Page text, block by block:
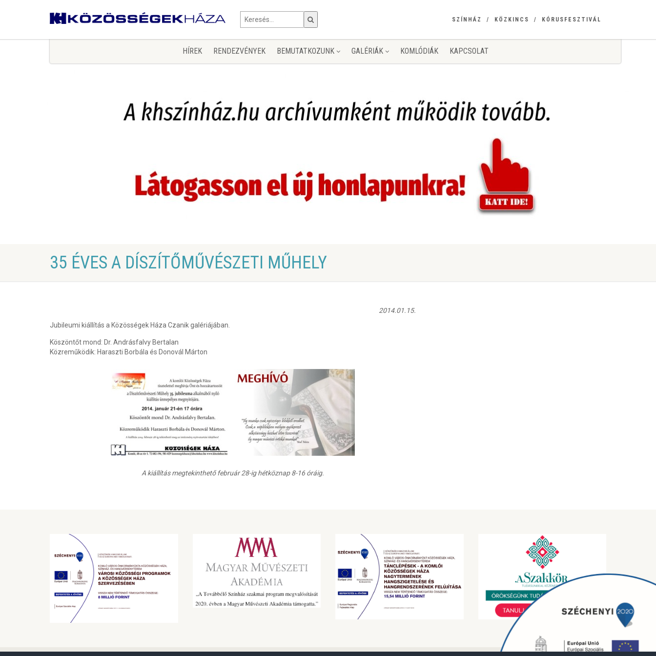
SZÍNHÁZ KÖZKINCS KÓRUSFESZTIVÁL
HÍREK RENDEZVÉNYEK BEMUTATKOZUNK GALÉRIÁK KOMLÓDIÁK KAPCSOLAT
35 ÉVES A DÍSZÍTŐMŰVÉSZETI MŰHELY
2014.01.15.
Jubileumi kiállítás a Közösségek Háza Czanik galériájában.
Köszöntőt mond: Dr. Andrásfalvy Bertalan
Közreműködik: Haraszti Borbála és Donovál Márton
A kiállítás megtekinthető február 28-ig hétköznap 8-16 óráig.